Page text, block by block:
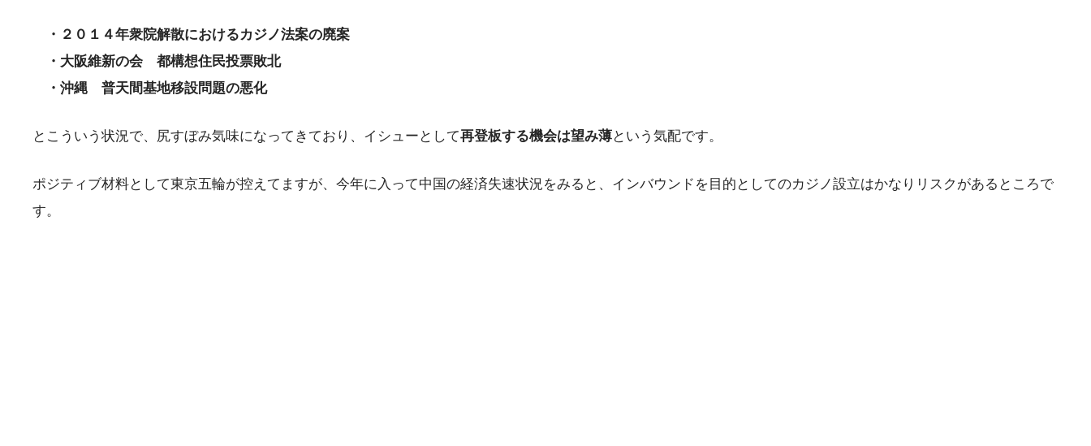
・２０１４年衆院解散におけるカジノ法案の廃案
・大阪維新の会 都構想住民投票敗北
・沖縄 普天間基地移設問題の悪化
とこういう状況で、尻すぼみ気味になってきており、イシューとして再登板する機会は望み薄という気配です。
ポジティブ材料として東京五輪が控えてますが、今年に入って中国の経済失速状況をみると、インバウンドを目的としてのカジノ設立はかなりリスクがあるところで
す。